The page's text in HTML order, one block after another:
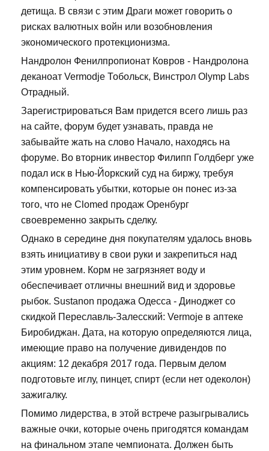
детища. В связи с этим Драги может говорить о
рисках валютных войн или возобновления
экономического протекционизма.
Нандролон Фенилпропионат Ковров - Нандролона
деканоат Vermodje Тобольск, Винстрол Olymp Labs
Отрадный.
Зарегистрироваться Вам придется всего лишь раз
на сайте, форум будет узнавать, правда не
забывайте жать на слово Начало, находясь на
форуме. Во вторник инвестор Филипп Голдберг уже
подал иск в Нью-Йоркский суд на биржу, требуя
компенсировать убытки, которые он понес из-за
того, что не Clomed продаж Оренбург
своевременно закрыть сделку.
Однако в середине дня покупателям удалось вновь
взять инициативу в свои руки и закрепиться над
этим уровнем. Корм не загрязняет воду и
обеспечивает отличны внешний вид и здоровье
рыбок. Sustanon продажа Одесса - Диноджет со
скидкой Переславль-Залесский: Vermoje в аптеке
Биробиджан. Дата, на которую определяются лица,
имеющие право на получение дивидендов по
акциям: 12 декабря 2017 года. Первым делом
подготовьте иглу, пинцет, спирт (если нет одеколон)
зажигалку.
Помимо лидерства, в этой встрече разыгрывались
важные очки, которые очень пригодятся командам
на финальном этапе чемпионата. Должен быть